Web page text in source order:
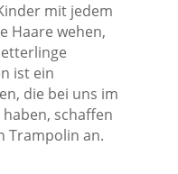
mit jedem
Haare wehen,
ist ein
die bei uns im
schaffen
Trampolin an.